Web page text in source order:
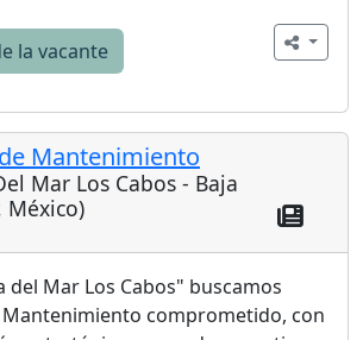
la vacante
Mantenimiento
Mar Los Cabos - Baja
México)
del Mar Los Cabos" buscamos
comprometido, con